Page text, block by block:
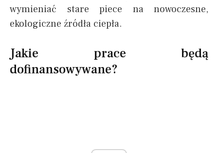
wymieniać stare piece na nowoczesne,
ekologiczne źródła ciepła.
Jakie prace będą
dofinansowywane?